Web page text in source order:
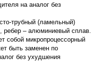
на аналог без
трубный (ламельный)
ребер – алюминиевый сплав.
собой микропроцессорный
быть заменен по
без ухудшения